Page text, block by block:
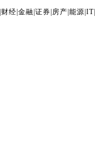
财经 金融 证券 房产 能源 IT|